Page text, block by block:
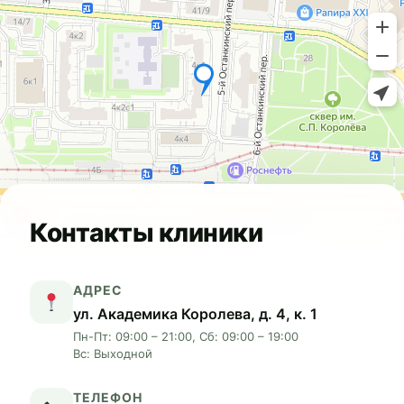
Контакты клиники
АДРЕС
ул. Академика Королева, д. 4, к. 1
Пн-Пт: 09:00 – 21:00, Сб: 09:00 – 19:00
Вс: Выходной
ТЕЛЕФОН